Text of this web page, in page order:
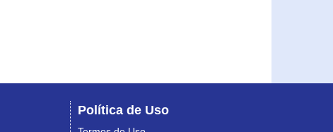
Política de Uso